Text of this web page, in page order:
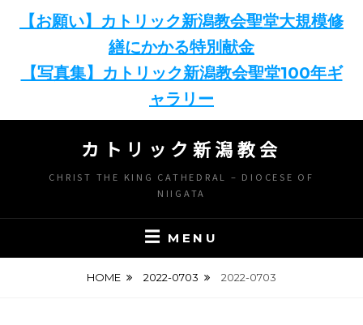
【お願い】カトリック新潟教会聖堂大規模修
繕にかかる特別献金
【写真集】カトリック新潟教会聖堂100年ギ
ャラリー
content
カトリック新潟教会
CHRIST THE KING CATHEDRAL – DIOCESE OF
NIIGATA
MENU
HOME 2022-0703 2022-0703